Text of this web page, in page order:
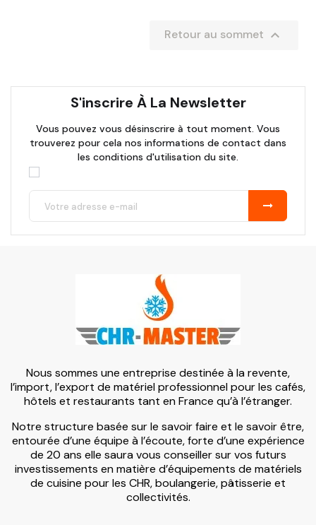
Retour au sommet 
S'inscrire À La Newsletter
Vous pouvez vous désinscrire à tout moment. Vous
trouverez pour cela nos informations de contact dans
les conditions d'utilisation du site.
Nous sommes une entreprise destinée à la revente,
l’import, l’export de matériel professionnel pour les cafés,
hôtels et restaurants tant en France qu’à l’étranger.
Notre structure basée sur le savoir faire et le savoir être,
entourée d’une équipe à l’écoute, forte d’une expérience
de 20 ans elle saura vous conseiller sur vos futurs
investissements en matière d’équipements de matériels
de cuisine pour les CHR, boulangerie, pâtisserie et
collectivités.